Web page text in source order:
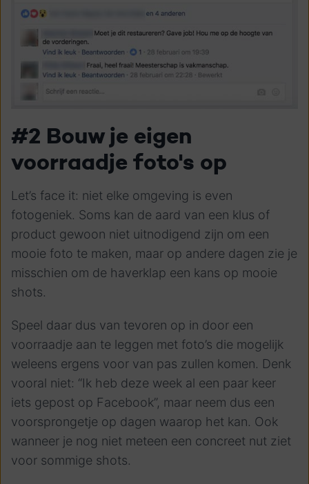
#2 Bouw je eigen
voorraadje foto's op
Let’s face it: niet elke omgeving is even
fotogeniek. Soms kan de aard van een klus of
product gewoon niet uitnodigend zijn om een
mooie foto te maken, maar op andere dagen zie je
misschien om de haverklap een kans op mooie
shots.
Speel daar dus van tevoren op in door een
voorraadje aan te leggen met foto’s die mogelijk
weleens ergens voor van pas zullen komen. Denk
vooral niet: “Ik heb deze week al een paar keer
iets gepost op Facebook”, maar neem dus een
voorsprongetje op dagen waarop het kan. Ook
wanneer je nog niet meteen een concreet nut ziet
voor sommige shots.